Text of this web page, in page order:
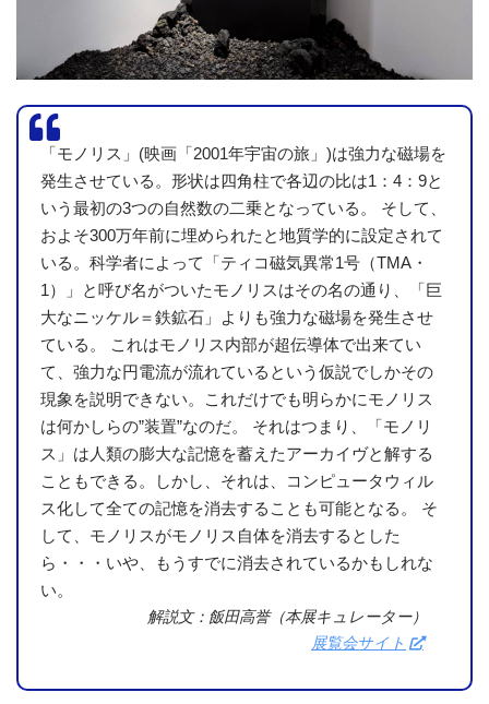
「モノリス」(映画「2001年宇宙の旅」)は強力な磁場を
発生させている。形状は四角柱で各辺の比は1：4：9と
いう最初の3つの自然数の二乗となっている。 そして、
およそ300万年前に埋められたと地質学的に設定されて
いる。科学者によって「ティコ磁気異常1号（TMA・
1）」と呼び名がついたモノリスはその名の通り、「巨
大なニッケル＝鉄鉱石」よりも強力な磁場を発生させ
ている。 これはモノリス内部が超伝導体で出来てい
て、強力な円電流が流れているという仮説でしかその
現象を説明できない。これだけでも明らかにモノリス
は何かしらの”装置”なのだ。 それはつまり、「モノリ
ス」は人類の膨大な記憶を蓄えたアーカイヴと解する
こともできる。しかし、それは、コンピュータウィル
ス化して全ての記憶を消去することも可能となる。 そ
して、モノリスがモノリス自体を消去するとした
ら・・・いや、もうすでに消去されているかもしれな
い。
解説文：飯田高誉（本展キュレーター）
展覧会サイト